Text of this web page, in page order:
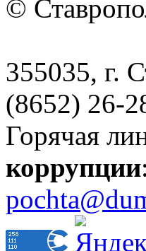
©
355035, г.
(8652) 26-
Горячая
коррупции: